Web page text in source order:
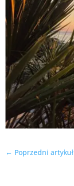
← Poprzedni artykuł